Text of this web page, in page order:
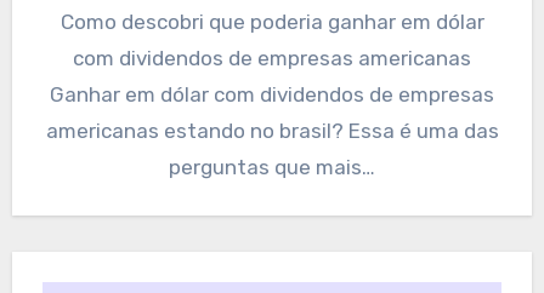
Como descobri que poderia ganhar em dólar
com dividendos de empresas americanas
Ganhar em dólar com dividendos de empresas
americanas estando no brasil? Essa é uma das
perguntas que mais…